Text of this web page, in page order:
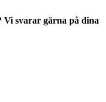
Vi svarar gärna på dina